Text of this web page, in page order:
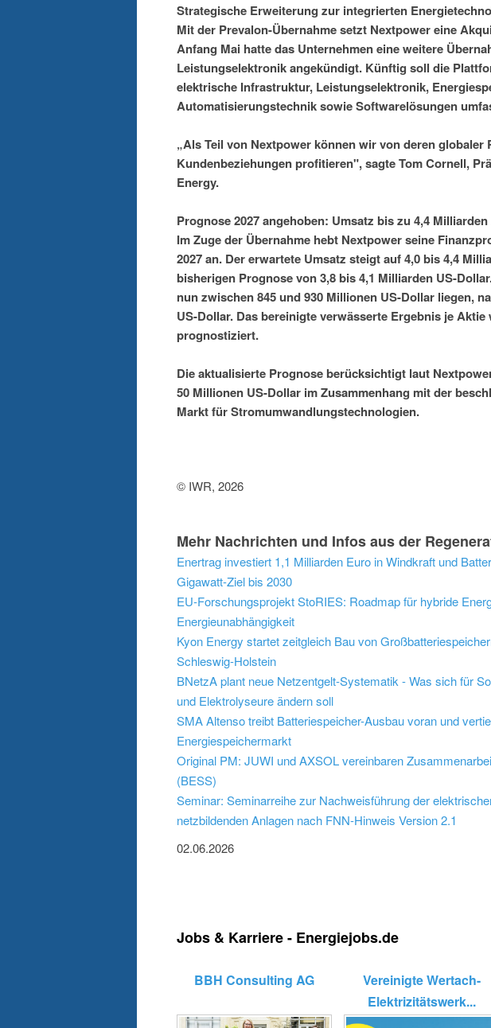
Strategische Erweiterung zur integrierten
Mit der Prevalon-Übernahme setzt Nextpower eine
Anfang Mai hatte das Unternehmen eine weitere
Leistungselektronik angekündigt. Künftig soll die
elektrische Infrastruktur, Leistungselektronik,
Automatisierungstechnik sowie Softwarelösungen
„Als Teil von Nextpower können wir von deren globaler
Kundenbeziehungen profitieren", sagte Tom Cornell,
Energy.
Prognose 2027 angehoben: Umsatz bis zu 4,4
Im Zuge der Übernahme hebt Nextpower seine
2027 an. Der erwartete Umsatz steigt auf 4,0 bis 4,4
bisherigen Prognose von 3,8 bis 4,1 Milliarden US-
nun zwischen 845 und 930 Millionen US-Dollar liegen,
US-Dollar. Das bereinigte verwässerte Ergebnis je
prognostiziert.
Die aktualisierte Prognose berücksichtigt laut
50 Millionen US-Dollar im Zusammenhang mit der
Markt für Stromumwandlungstechnologien.
© IWR, 2026
Mehr Nachrichten und Infos aus der
Enertrag investiert 1,1 Milliarden Euro in Windkraft und
Gigawatt-Ziel bis 2030
EU-Forschungsprojekt StoRIES: Roadmap für hybride
Energieunabhängigkeit
Kyon Energy startet zeitgleich Bau von
Schleswig-Holstein
BNetzA plant neue Netzentgelt-Systematik - Was sich für
und Elektrolyseure ändern soll
SMA Altenso treibt Batteriespeicher-Ausbau voran und
Energiespeichermarkt
Original PM: JUWI und AXSOL vereinbaren
(BESS)
Seminar: Seminarreihe zur Nachweisführung der
netzbildenden Anlagen nach FNN-Hinweis Version 2.1
02.06.2026
Jobs & Karriere - Energiejobs.de
BBH Consulting AG
Vereinigte Wertach-
Elektrizitätswerk...